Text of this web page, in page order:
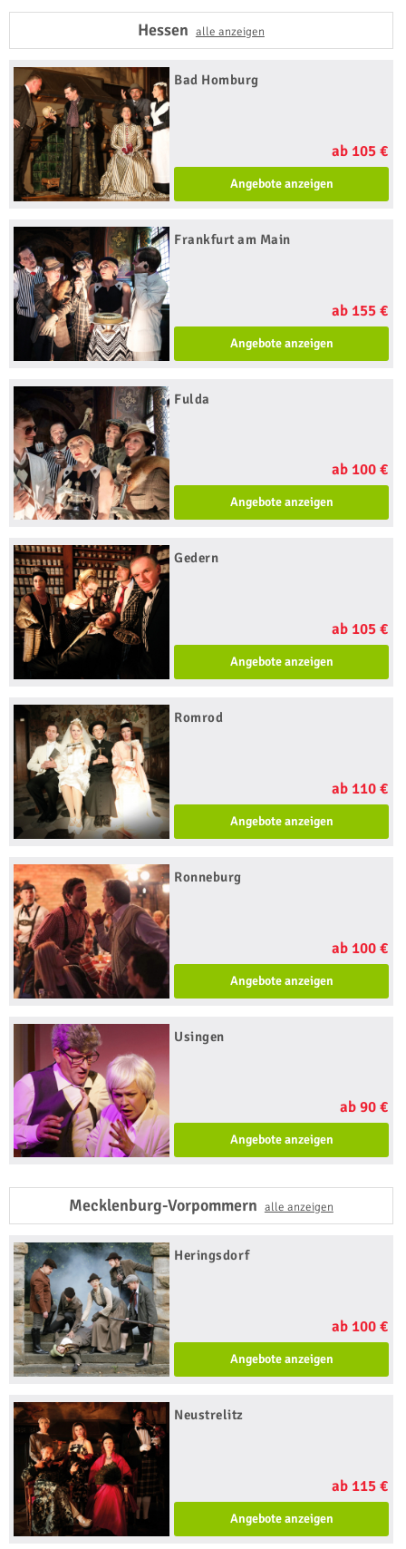
Hessen alle anzeigen
Bad Homburg
ab 105 €
Angebote anzeigen
Frankfurt am Main
ab 155 €
Angebote anzeigen
Fulda
ab 100 €
Angebote anzeigen
Gedern
ab 105 €
Angebote anzeigen
Romrod
ab 110 €
Angebote anzeigen
Ronneburg
ab 100 €
Angebote anzeigen
Usingen
ab 90 €
Angebote anzeigen
Mecklenburg-Vorpommern alle anzeigen
Heringsdorf
ab 100 €
Angebote anzeigen
Neustrelitz
ab 115 €
Angebote anzeigen